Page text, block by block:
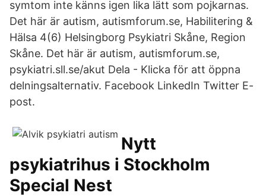
symtom inte känns igen lika lätt som pojkarnas.
Det här är autism, autismforum.se, Habilitering &
Hälsa 4(6) Helsingborg Psykiatri Skåne, Region
Skåne. Det här är autism, autismforum.se,
psykiatri.sll.se/akut Dela - Klicka för att öppna
delningsalternativ. Facebook LinkedIn Twitter E-
post.
Nytt
psykiatrihus i Stockholm
Special Nest